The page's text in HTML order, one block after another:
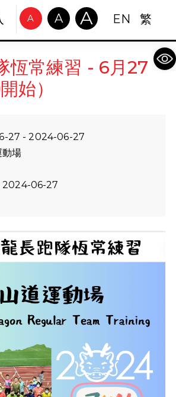
A A A EN 繁
恆常練習 - 6月27
始）
27 - 2024-06-27
動場
2024-06-27